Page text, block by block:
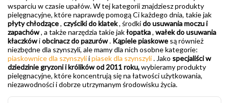
wsparciu w czasie upałów. W tej kategorii znajdziesz produkty
pielęgnacyjne, które naprawdę pomogą Ci każdego dnia, takie jak
płyty chłodzące, czyściki do klatek, środkido usuwania moczu i
zapachów, a także narzędzia takie jakłopatka, wałek do usuwania
kłaczkówiobcinacz do pazurów. Kąpiele piaskowe są również
niezbędne dla szynszyli, ale mamy dla nich osobne kategorie:
piaskownice dla szynszyliipiasek dla szynszyli. Jako specjaliści w
dziedzinie gryzoni i królików od 2011 roku,wybieramy produkty
pielęgnacyjne, które koncentrują się na łatwości użytkowania,
niezawodności i dobrze utrzymanym środowisku życia.